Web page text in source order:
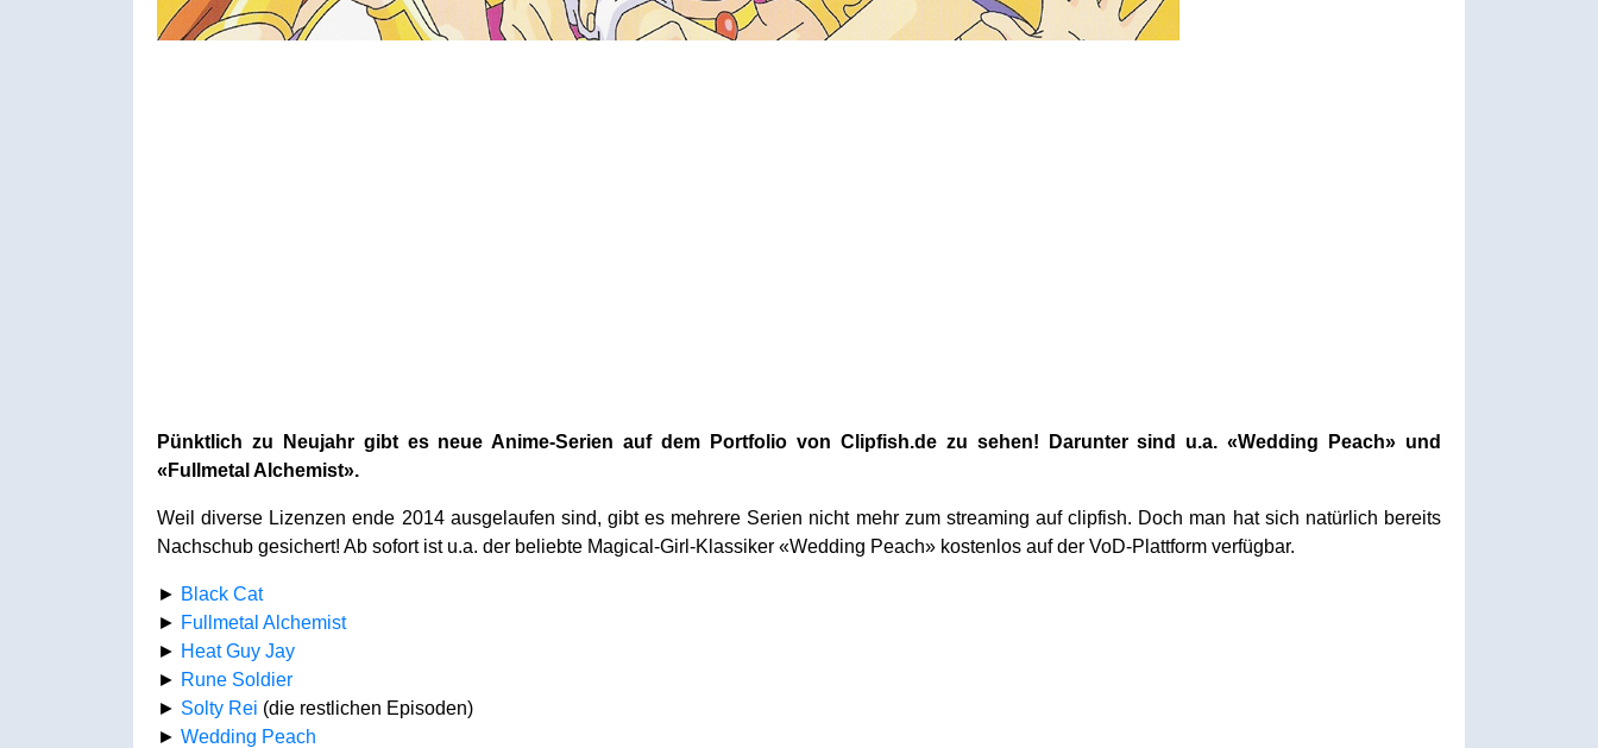
Pünktlich zu Neujahr gibt es neue Anime-Serien auf dem Portfolio von Clipfish.de zu sehen! Darunter sind u.a. «Wedding Peach» und
«Fullmetal Alchemist».
Weil diverse Lizenzen ende 2014 ausgelaufen sind, gibt es mehrere Serien nicht mehr zum streaming auf clipfish. Doch man hat sich natürlich bereits
Nachschub gesichert! Ab sofort ist u.a. der beliebte Magical-Girl-Klassiker «Wedding Peach» kostenlos auf der VoD-Plattform verfügbar.
► Black Cat
► Fullmetal Alchemist
► Heat Guy Jay
► Rune Soldier
► Solty Rei (die restlichen Episoden)
► Wedding Peach